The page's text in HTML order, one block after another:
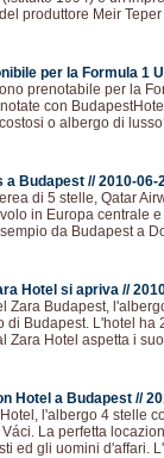
produttore Meir
per la Formula 1
prenotabile per la
con
o albergo di
a Budapest //2010-06-
di 5 stelle, Qatar
in Europa centrale
da Budapest a
Hotel si apriva //
Zara Budapest,
di Budapest. L'hotel ha
Zara Hotel aspetta i
Hotel a Budapest //
l'albergo 4 stelle
La perfetta
ed gli uomini d'affari.